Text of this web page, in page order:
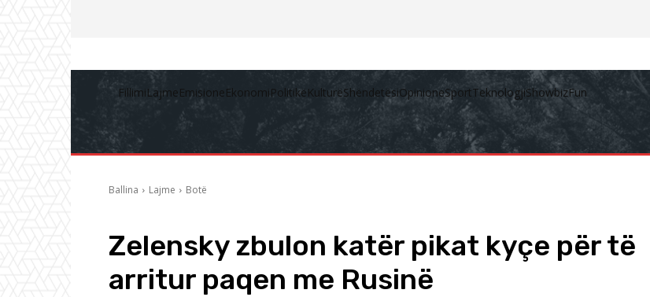
FillimiLajmeEmisioneEkonomiPolitikëKulturëShëndetësiOpinioneSportTeknologjiShowbizFun
Ballina Lajme Botë
Zelensky zbulon katër pikat kyçe për të
arritur paqen me Rusinë